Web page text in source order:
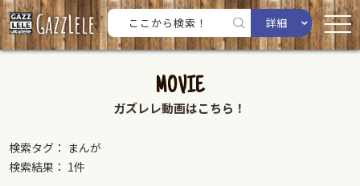
詳細
MOVIE
ガズレレ動画はこちら！
検索タグ： まんが
検索結果： 1件